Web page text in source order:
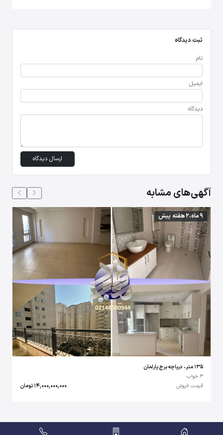
ثبت دیدگاه
نام
ایمیل
دیدگاه
ارسال دیدگاه
آگهی‌های مشابه
9 ماه،2 هفته پیش
135 متر، دریاچه برج پارلمان
3 خواب
قیمت فروش
14,000,000,000 تومان